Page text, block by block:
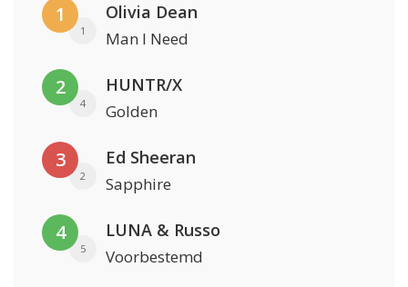
1
1
Olivia Dean
Man I Need
2
4
HUNTR/X
Golden
3
2
Ed Sheeran
Sapphire
4
5
LUNA & Russo
Voorbestemd